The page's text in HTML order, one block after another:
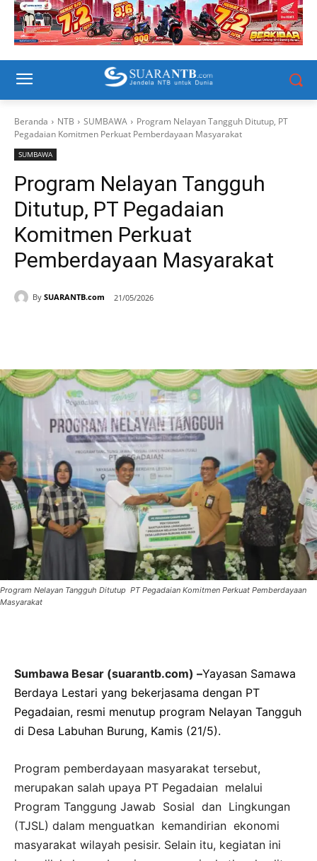
Beranda NTB SUMBAWA
Program Nelayan Tangguh Ditutup, PT
Pegadaian Komitmen Perkuat Pemberdayaan Masyarakat
SUMBAWA
Program Nelayan Tangguh
Ditutup, PT Pegadaian
Komitmen Perkuat
Pemberdayaan Masyarakat
By SUARANTB.com 21/05/2026
Program Nelayan Tangguh Ditutup PT Pegadaian Komitmen Perkuat Pemberdayaan
Masyarakat
Sumbawa Besar (suarantb.com) –Yayasan Samawa
Berdaya Lestari yang bekerjasama dengan PT
Pegadaian, resmi menutup program Nelayan Tangguh
di Desa Labuhan Burung, Kamis (21/5).
Program pemberdayaan masyarakat tersebut,
merupakan salah upaya PT Pegadaian melalui
Program Tanggung Jawab Sosial dan Lingkungan
(TJSL) dalam menguatkan kemandirian ekonomi
masyarakat wilayah pesisir. Selain itu, kegiatan ini